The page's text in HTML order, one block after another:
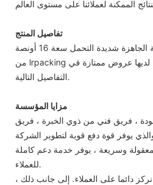
تفاصيل المنتج
تتم معالجة حاويات الأطعمة الجاهزة شديدة التحمل سعة 16 أونصة
من lrpacking بناءً على أحدث التقنيات. لديها عروض ممتازة في
التفاصيل التالية.
مزايا المؤسسة
، فريق فني من ذوي الخبرة ، فريق
وسريعة ، يوفر خدمة دعم كاملة
للعملاء.
دائما على العملاء. إلى جانب ذلك ،